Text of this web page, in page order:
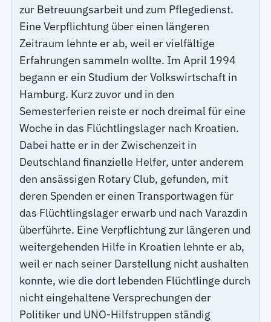
zur Betreuungsarbeit und zum Pflegedienst.
Eine Verpflichtung über einen längeren
Zeitraum lehnte er ab, weil er vielfältige
Erfahrungen sammeln wollte. Im April 1994
begann er ein Studium der Volkswirtschaft in
Hamburg. Kurz zuvor und in den
Semesterferien reiste er noch dreimal für eine
Woche in das Flüchtlingslager nach Kroatien.
Dabei hatte er in der Zwischenzeit in
Deutschland finanzielle Helfer, unter anderem
den ansässigen Rotary Club, gefunden, mit
deren Spenden er einen Transportwagen für
das Flüchtlingslager erwarb und nach Varazdin
überführte. Eine Verpflichtung zur längeren und
weitergehenden Hilfe in Kroatien lehnte er ab,
weil er nach seiner Darstellung nicht aushalten
konnte, wie die dort lebenden Flüchtlinge durch
nicht eingehaltene Versprechungen der
Politiker und UNO-Hilfstruppen ständig